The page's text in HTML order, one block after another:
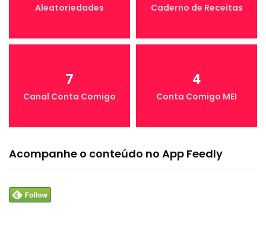
Aleatoriedades Caderno de Receitas
7
Canal Conta Comigo
4
Conta Comigo MEI
Acompanhe o conteúdo no App Feedly